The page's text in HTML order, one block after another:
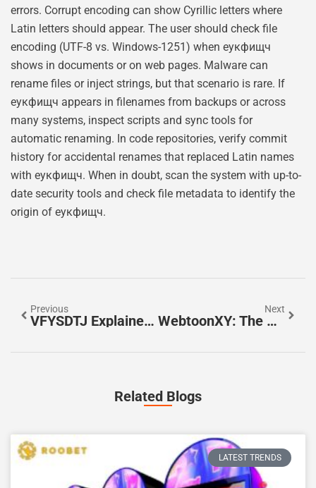
errors. Corrupt encoding can show Cyrillic letters where
Latin letters should appear. The user should check file
encoding (UTF-8 vs. Windows-1251) when еукфищч
shows in documents or on web pages. Malware can
rename files or inject strings, but that scenario is rare. If
еукфищч appears in filenames from backups or across
many systems, inspect scripts and sync tools for
automatic renaming. In code repositories, verify commit
history for accidental renames that replaced Latin names
with еукфищч. When in doubt, scan the system with up-to-
date security tools and check file metadata to identify the
origin of еукфищч.
Previous
VFYSDTJ Explained: A Practical Guide For English‑Speaking Web Visitors (2026)
Next
WebtoonXY: The Complete Guide To Finding, Streaming, And Staying Safe In 2026
Related Blogs
LATEST TRENDS